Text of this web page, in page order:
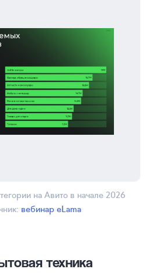
на Авито в начале 2026
вебинар eLama
техника